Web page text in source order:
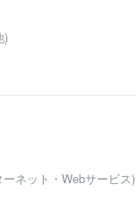
)
ネット・Webサービス)